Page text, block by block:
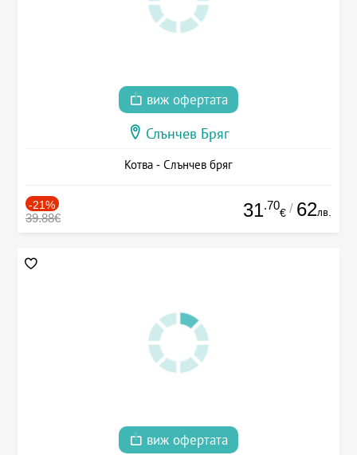
виж офертата
Слънчев Бряг
Котва - Слънчев бряг
-21%
39.88€ 31.70
€ / 62лв.
виж офертата